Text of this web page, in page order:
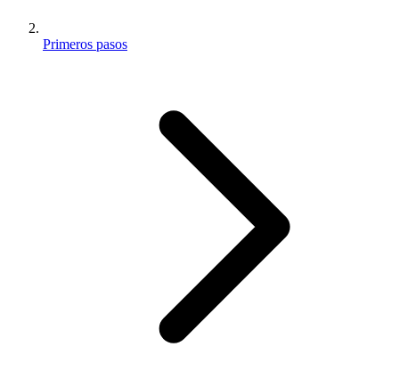
Primeros pasos